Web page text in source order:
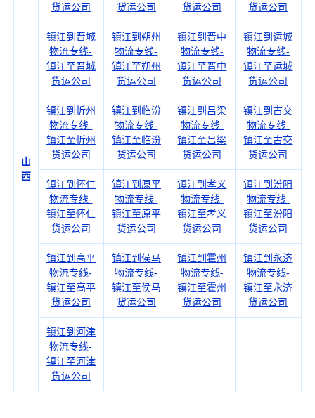
山
西
货运公司
货运公司
货运公司
货运公司
镇江到晋城
物流专线-
镇江至晋城
货运公司
镇江到朔州
物流专线-
镇江至朔州
货运公司
镇江到晋中
物流专线-
镇江至晋中
货运公司
镇江到运城
物流专线-
镇江至运城
货运公司
镇江到忻州
物流专线-
镇江至忻州
货运公司
镇江到临汾
物流专线-
镇江至临汾
货运公司
镇江到吕梁
物流专线-
镇江至吕梁
货运公司
镇江到古交
物流专线-
镇江至古交
货运公司
镇江到怀仁
物流专线-
镇江至怀仁
货运公司
镇江到原平
物流专线-
镇江至原平
货运公司
镇江到孝义
物流专线-
镇江至孝义
货运公司
镇江到汾阳
物流专线-
镇江至汾阳
货运公司
镇江到高平
物流专线-
镇江至高平
货运公司
镇江到侯马
物流专线-
镇江至侯马
货运公司
镇江到霍州
物流专线-
镇江至霍州
货运公司
镇江到永济
物流专线-
镇江至永济
货运公司
镇江到河津
物流专线-
镇江至河津
货运公司